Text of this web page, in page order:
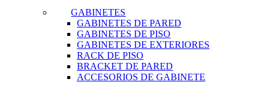
GABINETES
GABINETES DE PARED
GABINETES DE PISO
GABINETES DE EXTERIORES
RACK DE PISO
BRACKET DE PARED
ACCESORIOS DE GABINETE